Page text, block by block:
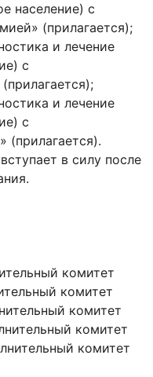
население) с
(прилагается);
и лечение
с
и лечение
с
(прилагается).
в силу после
комитет
комитет
комитет
комитет
комитет